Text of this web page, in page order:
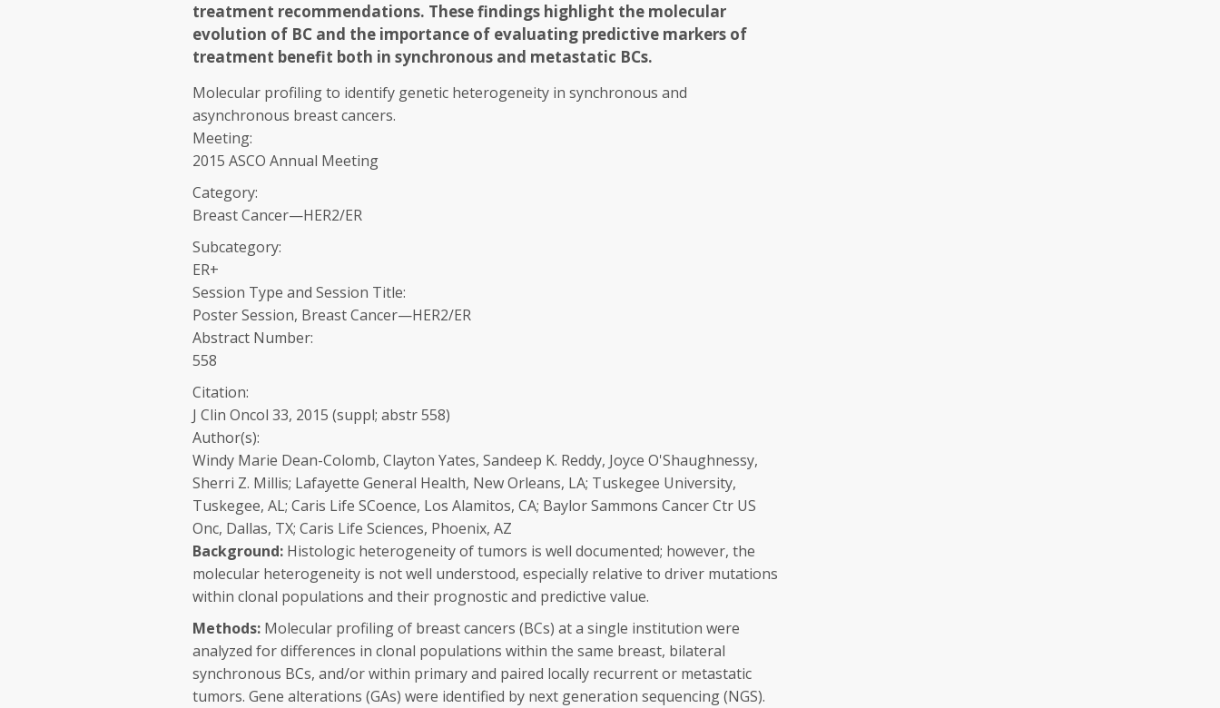
treatment recommendations. These findings highlight the molecular
evolution of BC and the importance of evaluating predictive markers of
treatment benefit both in synchronous and metastatic BCs.
Molecular profiling to identify genetic heterogeneity in synchronous and
asynchronous breast cancers.
Meeting:
2015 ASCO Annual Meeting
Category:
Breast Cancer—HER2/ER
Subcategory:
ER+
Session Type and Session Title:
Poster Session, Breast Cancer—HER2/ER
Abstract Number:
558
Citation:
J Clin Oncol 33, 2015 (suppl; abstr 558)
Author(s):
Windy Marie Dean-Colomb, Clayton Yates, Sandeep K. Reddy, Joyce O'Shaughnessy,
Sherri Z. Millis; Lafayette General Health, New Orleans, LA; Tuskegee University,
Tuskegee, AL; Caris Life SCoence, Los Alamitos, CA; Baylor Sammons Cancer Ctr US
Onc, Dallas, TX; Caris Life Sciences, Phoenix, AZ
Background: Histologic heterogeneity of tumors is well documented; however, the
molecular heterogeneity is not well understood, especially relative to driver mutations
within clonal populations and their prognostic and predictive value.
Methods: Molecular profiling of breast cancers (BCs) at a single institution were
analyzed for differences in clonal populations within the same breast, bilateral
synchronous BCs, and/or within primary and paired locally recurrent or metastatic
tumors. Gene alterations (GAs) were identified by next generation sequencing (NGS).